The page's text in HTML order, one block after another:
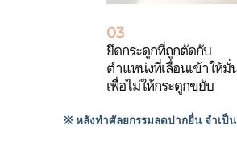
03
ยึดกระดูกที่ถูกตัดกับ
ตำแหน่งที่เลื่อนเข้าให้มั่
เพื่อไม่ให้กระดูกขยับ
※ หลังทำศัลยกรรมลดปากยื่น จำเป็